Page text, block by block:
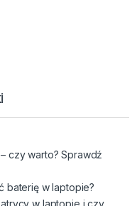
czy warto? Sprawdź
baterię w laptopie?
w laptopie i czy